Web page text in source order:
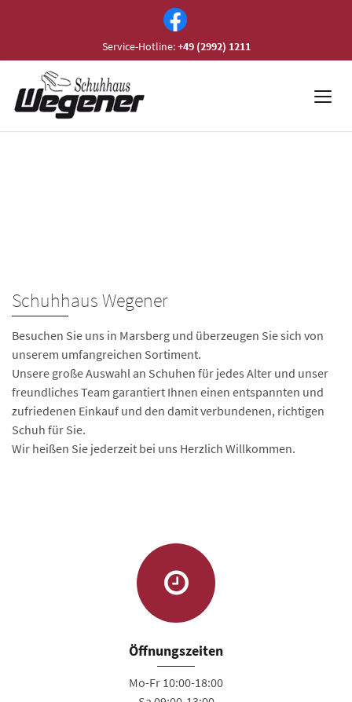
Service-Hotline:+49 (2992) 1211
Schuhhaus Wegener
Besuchen Sie uns in Marsberg und überzeugen Sie sich von
unserem umfangreichen Sortiment.
Unsere große Auswahl an Schuhen für jedes Alter und unser
freundliches Team garantiert Ihnen einen entspannten und
zufriedenen Einkauf und den damit verbundenen, richtigen
Schuh für Sie.
Wir heißen Sie jederzeit bei uns Herzlich Willkommen.
Öffnungszeiten
Mo-Fr 10:00-18:00